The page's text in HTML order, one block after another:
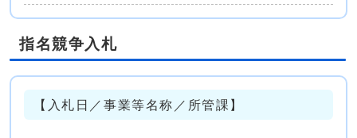
指名競争入札
【入札日／事業等名称／所管課】